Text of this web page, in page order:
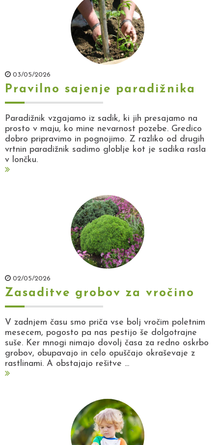
03/05/2026
Pravilno sajenje paradižnika
Paradižnik vzgajamo iz sadik, ki jih presajamo na
prosto v maju, ko mine nevarnost pozebe. Gredico
dobro pripravimo in pognojimo. Z razliko od drugih
vrtnin paradižnik sadimo globlje kot je sadika rasla
v lončku.
02/05/2026
Zasaditve grobov za vročino
V zadnjem času smo priča vse bolj vročim poletnim
mesecem, pogosto pa nas pestijo še dolgotrajne
suše. Ker mnogi nimajo dovolj časa za redno oskrbo
grobov, obupavajo in celo opuščajo okraševaje z
rastlinami. A obstajajo rešitve ...